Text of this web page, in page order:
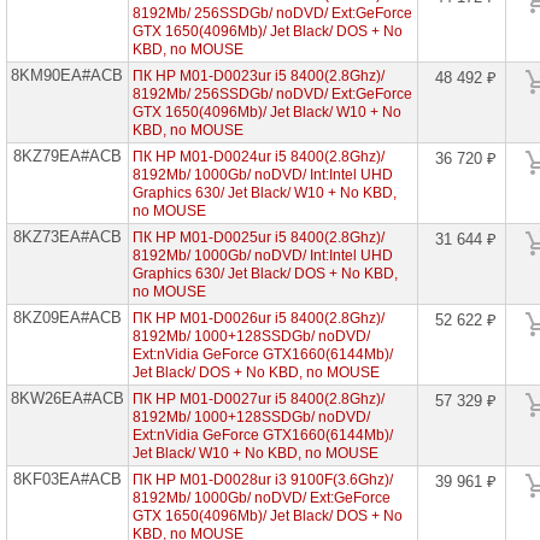
оборудование
СХД
-
Компоненты
бесперебойного
ПО
Программное
8192Mb/ 256SSDGb/ noDVD/ Ext:GeForce
GTX 1650(4096Mb)/ Jet Black/ DOS + No
KBD, no MOUSE
8KM90EA#ACB
ПК HP M01-D0023ur i5 8400(2.8Ghz)/
8192Mb/ 256SSDGb/ noDVD/ Ext:GeForce
GTX 1650(4096Mb)/ Jet Black/ W10 + No
KBD, no MOUSE
48 492 ₽
8KZ79EA#ACB
ПК HP M01-D0024ur i5 8400(2.8Ghz)/
8192Mb/ 1000Gb/ noDVD/ Int:Intel UHD
Graphics 630/ Jet Black/ W10 + No KBD,
no MOUSE
36 720 ₽
8KZ73EA#ACB
ПК HP M01-D0025ur i5 8400(2.8Ghz)/
8192Mb/ 1000Gb/ noDVD/ Int:Intel UHD
Graphics 630/ Jet Black/ DOS + No KBD,
no MOUSE
31 644 ₽
8KZ09EA#ACB
ПК HP M01-D0026ur i5 8400(2.8Ghz)/
8192Mb/ 1000+128SSDGb/ noDVD/
Ext:nVidia GeForce GTX1660(6144Mb)/
Jet Black/ DOS + No KBD, no MOUSE
52 622 ₽
8KW26EA#ACB
ПК HP M01-D0027ur i5 8400(2.8Ghz)/
8192Mb/ 1000+128SSDGb/ noDVD/
Ext:nVidia GeForce GTX1660(6144Mb)/
Jet Black/ W10 + No KBD, no MOUSE
57 329 ₽
8KF03EA#ACB
ПК HP M01-D0028ur i3 9100F(3.6Ghz)/
8192Mb/ 1000Gb/ noDVD/ Ext:GeForce
GTX 1650(4096Mb)/ Jet Black/ DOS + No
KBD, no MOUSE
39 961 ₽